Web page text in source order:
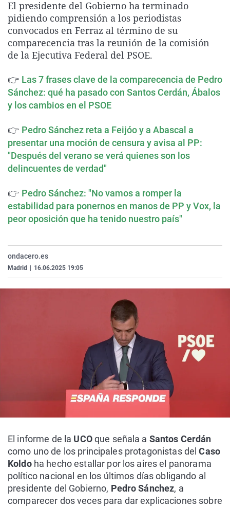
La rosa de los vientos
Gente viajera
Como el perro y el
Caso
Retornados
Equipo de
Extremadura
Galicia
La Rioja
País Vasco
Virales
Televisión
Elecciones
El presidente del Gobierno ha terminado
pidiendo comprensión a los periodistas
convocados en Ferraz al término de su
comparecencia tras la reunión de la comisión
de la Ejecutiva Federal del PSOE.
👉 Las 7 frases clave de la comparecencia de Pedro
Sánchez: qué ha pasado con Santos Cerdán, Ábalos
y los cambios en el PSOE
👉 Pedro Sánchez reta a Feijóo y a Abascal a
presentar una moción de censura y avisa al PP:
"Después del verano se verá quienes son los
delincuentes de verdad"
👉 Pedro Sánchez: "No vamos a romper la
estabilidad para ponernos en manos de PP y Vox, la
peor oposición que ha tenido nuestro país"
ondacero.es
Madrid 16.06.2025 19:05
El informe de la UCOque señala a Santos Cerdán
como uno de los principales protagonistas delCaso
Koldoha hecho estallar por los aires el panorama
político nacional en los últimos días obligando al
presidente del Gobierno, Pedro Sánchez, a
comparecer dos veces para dar explicaciones sobre